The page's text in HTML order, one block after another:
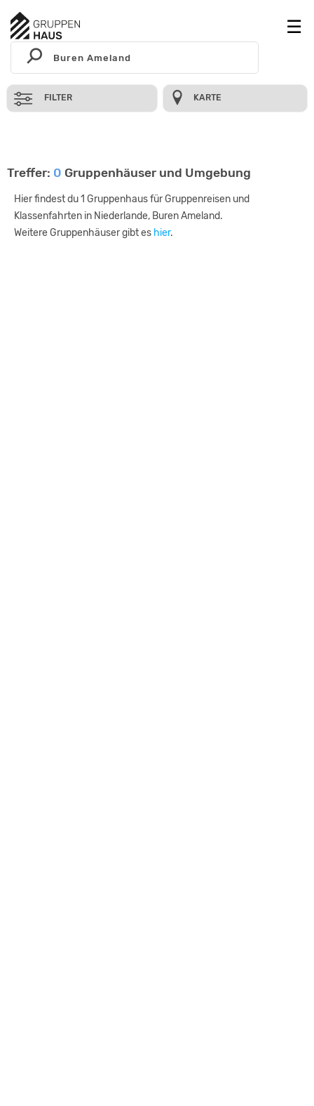
FILTER KARTE
Treffer: 0 Gruppenhäuser und Umgebung
Hier findest du 1 Gruppenhaus für Gruppenreisen und
Klassenfahrten in Niederlande, Buren Ameland.
Weitere Gruppenhäuser gibt es hier.